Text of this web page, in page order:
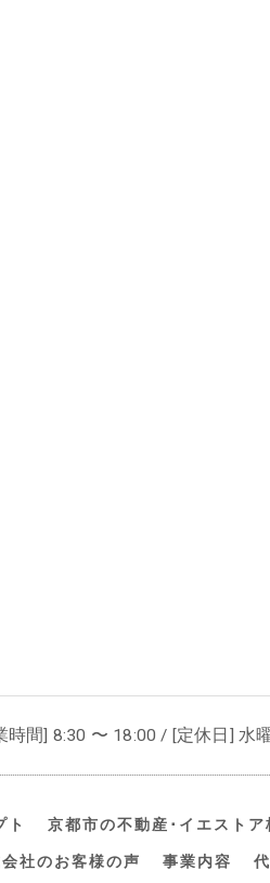
時間] 8:30 〜 18:00 / [定休日] 水
ト 京都市の不動産･イエスト
社のお客様の声 事業内容